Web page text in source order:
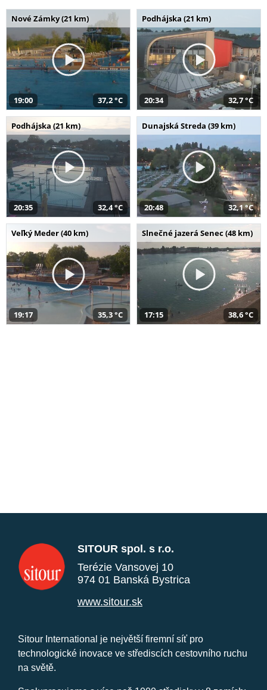
Nové Zámky (21 km)
19:00 37,2 °C
Podhájska (21 km)
20:34 32,7 °C
Podhájska (21 km)
20:35 32,4 °C
Dunajská Streda (39 km)
20:48 32,1 °C
Veľký Meder (40 km)
19:17 35,3 °C
Slnečné jazerá Senec (48 km)
17:15 38,6 °C
SITOUR spol. s r.o.
Terézie Vansovej 10
974 01 Banská Bystrica
www.sitour.sk
Sitour International je největší firemní síť pro
technologické inovace ve střediscích cestovního ruchu
na světě.